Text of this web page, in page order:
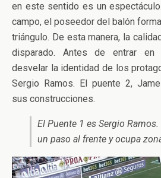
en este sentido es un
campo, el poseedor del balón
triángulo. De esta manera, la
disparado. Antes de entrar
desvelar la identidad de los
Sergio Ramos. El puente 2,
sus construcciones.
El Puente 1 es Sergio
un paso al frente y ocupa